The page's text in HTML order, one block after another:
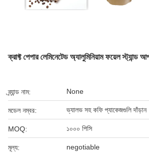
ক্রাফ্ট পেপার লেমিনেটেড অ্যালুমিনিয়াম ফয়েল স্ট্যান্ড
ব্র্যান্ড নাম: None
মডেল নম্বর: ভ্যালভ সহ কফি প্যাকেজগুলি দাঁড়ান
MOQ: ১০০০ পিসি
মূল্য: negotiable